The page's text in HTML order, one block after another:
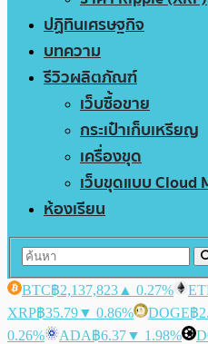
ปฏิทินเศรษฐกิจ
บทความ
รีวิวผลิตภัณฑ์
เว็บซื้อขาย
กระเป๋าเก็บเหรียญ
เครื่องขุด
เว็บขุดแบบ Cloud
ห้องเรียน
BTC฿2,137,823 ▲ 0.27%
XRP฿35.79▼ 0.86% DOGE฿
0.26%
ADA฿6.37▼ 1.98%